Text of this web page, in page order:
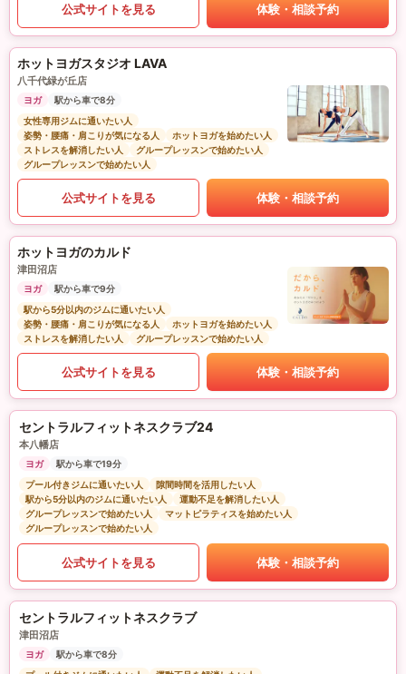
公式サイトを見る 体験・相談予約
ホットヨガスタジオ LAVA
八千代緑が丘店
ヨガ
駅から車で8分
女性専用ジムに通いたい人
姿勢・腰痛・肩こりが気になる人
ホットヨガを始めたい人
ストレスを解消したい人
グループレッスンで始めたい人
グループレッスンで始めたい人
公式サイトを見る 体験・相談予約
ホットヨガのカルド
津田沼店
ヨガ
駅から車で9分
駅から5分以内のジムに通いたい人
姿勢・腰痛・肩こりが気になる人
ホットヨガを始めたい人
ストレスを解消したい人
グループレッスンで始めたい人
公式サイトを見る 体験・相談予約
セントラルフィットネスクラブ24
本八幡店
ヨガ
駅から車で19分
プール付きジムに通いたい人
隙間時間を活用したい人
駅から5分以内のジムに通いたい人
運動不足を解消したい人
グループレッスンで始めたい人
マットピラティスを始めたい人
グループレッスンで始めたい人
公式サイトを見る 体験・相談予約
セントラルフィットネスクラブ
津田沼店
ヨガ
駅から車で8分